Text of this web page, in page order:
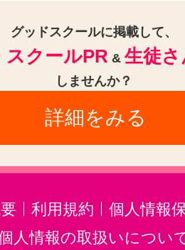
グッドスクールに掲載して、
スクールPR & 生徒
しませんか？
詳細をみる
利用規約
個人情報
人情報の取扱いについ